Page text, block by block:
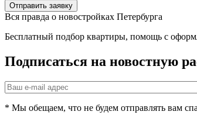
Отправить заявку
Вся правда о новостройках Петербурга
Бесплатный подбор квартиры, помощь с
Подписаться на новостную
* Мы обещаем, что не будем отправлять вам